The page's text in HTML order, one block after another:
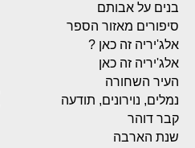
בנים על אבותם
סיפורים מאזור הספר
אלג'יריה זה כאן ?
אלג'יריה זה כאן
העיר השחורה
נמלים, נוירונים, תודעה
קבר דוהר
שנת הארבה